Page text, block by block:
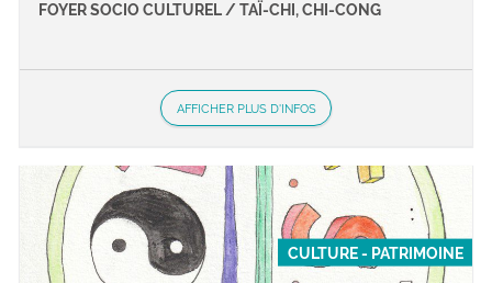
FOYER SOCIO CULTUREL / TAÏ-CHI, CHI-CONG
AFFICHER PLUS D'INFOS
CULTURE - PATRIMOINE